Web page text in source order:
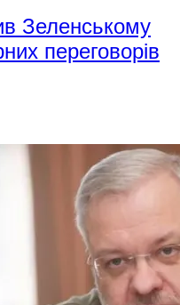
Зеленському
переговорів